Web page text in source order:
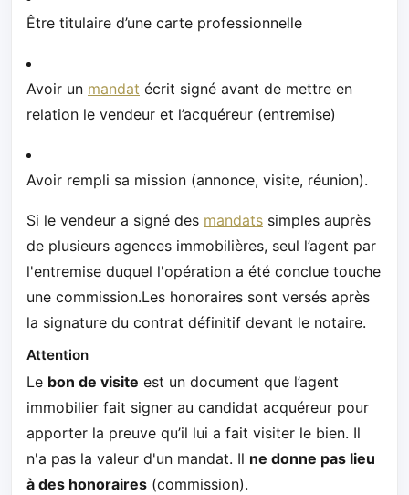
Être titulaire d’une carte professionnelle
Avoir un mandat écrit signé avant de mettre en
relation le vendeur et l’acquéreur (entremise)
Avoir rempli sa mission (annonce, visite, réunion).
Si le vendeur a signé des mandats simples auprès
de plusieurs agences immobilières, seul l’agent par
l'entremise duquel l'opération a été conclue touche
une commission.Les honoraires sont versés après
la signature du contrat définitif devant le notaire.
Attention
Le bon de visite est un document que l’agent
immobilier fait signer au candidat acquéreur pour
apporter la preuve qu’il lui a fait visiter le bien. Il
n'a pas la valeur d'un mandat. Il ne donne pas lieu
à des honoraires (commission).